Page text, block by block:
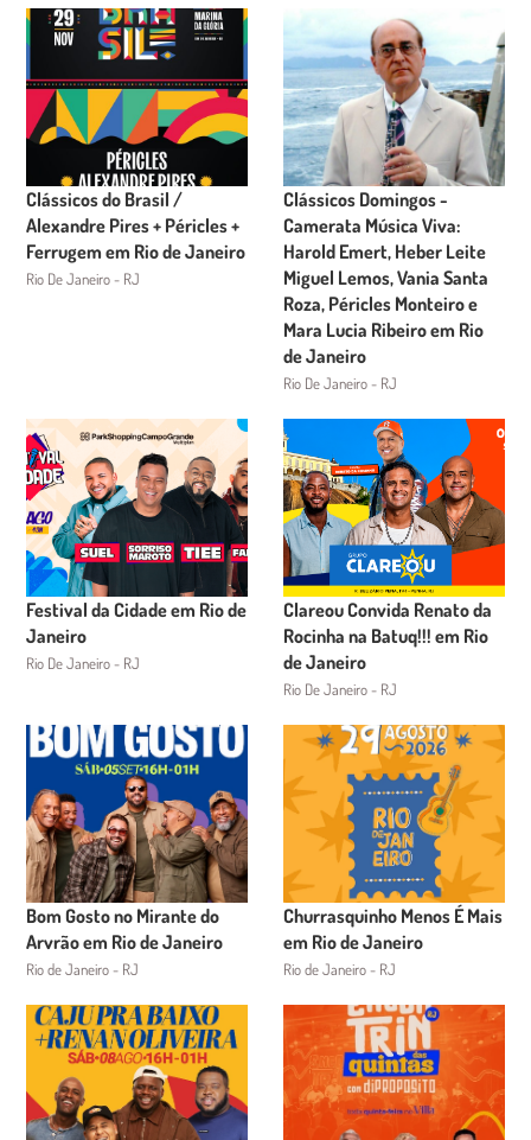
Clássicos do Brasil /
Alexandre Pires + Péricles +
Ferrugem em Rio de Janeiro
Rio De Janeiro - RJ
Clássicos Domingos -
Camerata Música Viva:
Harold Emert, Heber Leite
Miguel Lemos, Vania Santa
Roza, Péricles Monteiro e
Mara Lucia Ribeiro em Rio
de Janeiro
Rio De Janeiro - RJ
Festival da Cidade em Rio de
Janeiro
Rio De Janeiro - RJ
Clareou Convida Renato da
Rocinha na Batuq!!! em Rio
de Janeiro
Rio De Janeiro - RJ
Bom Gosto no Mirante do
Arvrão em Rio de Janeiro
Rio de Janeiro - RJ
Churrasquinho Menos É Mais
em Rio de Janeiro
Rio de Janeiro - RJ